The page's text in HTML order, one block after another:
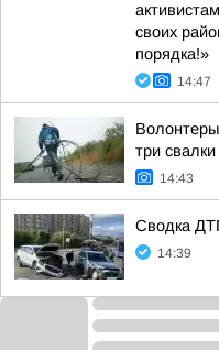
своих
порядка!»
14:47
три
14:43
Сводка
14:39